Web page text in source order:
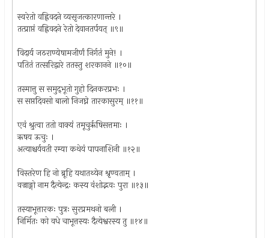
स्वरेतो वह्निवदने व्यसृजत्कारणान्तरे ।
तत्प्राप्तं वह्निवदने रेतो देवानतर्पयत् ॥९॥
विदार्य जठराण्येषामजीर्णं निर्गतं मुने! ।
पतितं तत्सरिद्वारे ततस्तु शरकानने ॥१०॥
तस्मात्तु स समुद्‌भूतो गुहो दिनकरप्रभः ।
स सप्तदिवसो बालो निजघ्ने तारकासुरम् ॥११॥
एवं श्रुत्वा ततो वाक्यं तमूचुर्ऋषिसत्तमाः ।
ऋषय ऊचुः ।
अत्याश्चर्यवती रम्या कथेयं पापनाशिनी ॥१२॥
विस्तरेण हि नो ब्रूहि यथातथ्येन श्रृण्वताम् ।
वज्राङ्गो नाम दैत्येन्द्रः कस्य वंशोद्भवः पुरा ॥१३॥
तस्याभूत्तारकः पुत्रः सुरप्रमथनो बली ।
निर्मितः को वधे चाभूत्तस्यः दैत्येश्वरस्य तु ॥१४॥